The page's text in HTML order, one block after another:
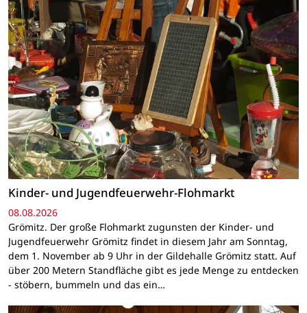
Kinder- und Jugendfeuerwehr-Flohmarkt
08.08.2026
Grömitz. Der große Flohmarkt zugunsten der Kinder- und
Jugendfeuerwehr Grömitz findet in diesem Jahr am Sonntag,
dem 1. November ab 9 Uhr in der Gildehalle Grömitz statt. Auf
über 200 Metern Standfläche gibt es jede Menge zu entdecken
- stöbern, bummeln und das ein…